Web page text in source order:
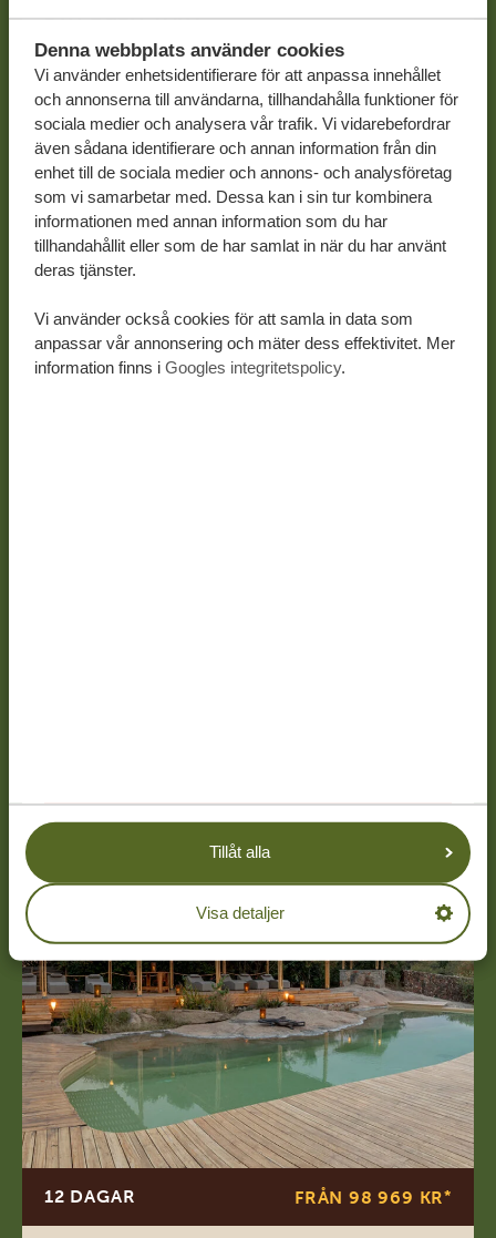
Denna webbplats använder cookies
Vi använder enhetsidentifierare för att anpassa innehållet
och annonserna till användarna, tillhandahålla funktioner för
sociala medier och analysera vår trafik. Vi vidarebefordrar
även sådana identifierare och annan information från din
enhet till de sociala medier och annons- och analysföretag
som vi samarbetar med. Dessa kan i sin tur kombinera
informationen med annan information som du har
tillhandahållit eller som de har samlat in när du har använt
deras tjänster.
Vi använder också cookies för att samla in data som
anpassar vår annonsering och mäter dess effektivitet. Mer
information finns i Googles integritetspolicy.
Tillåt alla
Visa detaljer
DIN EGEN TAKT
Paradisstränder på Zanzibar
Chans att se The Big Five
LÄS MER
12 DAGAR FRÅN 98 969 KR*